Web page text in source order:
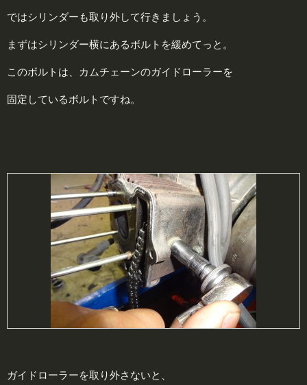
ではシリンダーも取り外して行きましょう。
まずはシリンダー横にあるボルトを緩めてっと。
このボルトは、カムチェーンのガイドローラーを
固定しているボルトですね。
ガイドローラーを取り外さないと、